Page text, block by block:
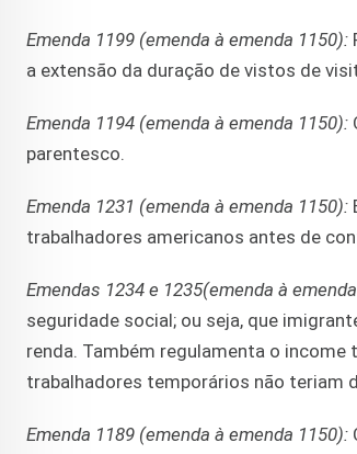
Emenda 1199 (emenda à emenda 1150):
a extensão da duração de vistos de
Emenda 1194 (emenda à emenda 1150):
parentesco.
Emenda 1231 (emenda à emenda 1150):
trabalhadores americanos antes de
Emendas 1234 e 1235(emenda à
seguridade social; ou seja, que
renda. Também regulamenta o
trabalhadores temporários não teriam
Emenda 1189 (emenda à emenda 1150):